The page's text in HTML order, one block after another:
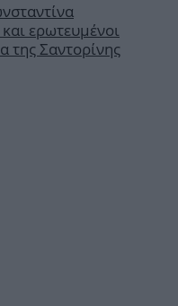
ερωτευμένοι
της Σαντορίνης